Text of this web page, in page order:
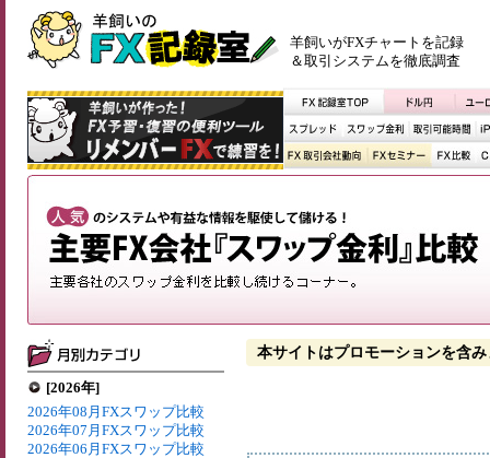
羊飼いがFXチャートを記録
＆取引システムを徹底調査
[2026年]
2026年08月FXスワップ比較
2026年07月FXスワップ比較
2026年06月FXスワップ比較
本サイトはプロモーションを含み